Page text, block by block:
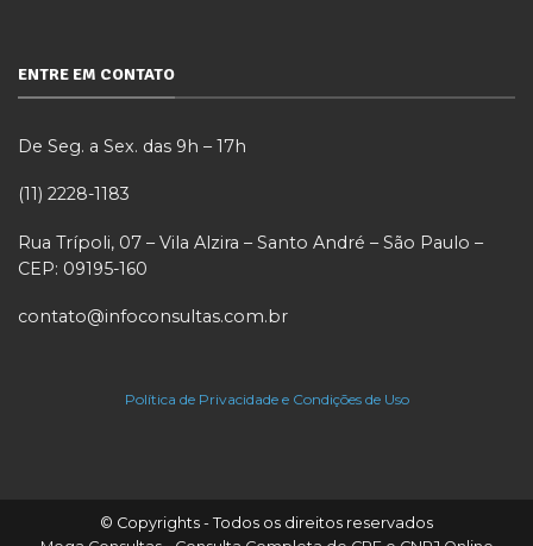
ENTRE EM CONTATO
De Seg. a Sex. das 9h – 17h
(11) 2228-1183
Rua Trípoli, 07 – Vila Alzira – Santo André – São Paulo –
CEP: 09195-160
contato@infoconsultas.com.br
Política de Privacidade e Condições de Uso
© Copyrights - Todos os direitos reservados